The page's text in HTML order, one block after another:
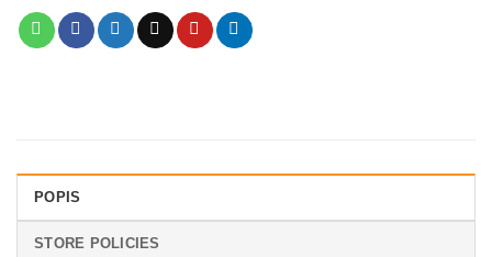
POPIS
STORE POLICIES